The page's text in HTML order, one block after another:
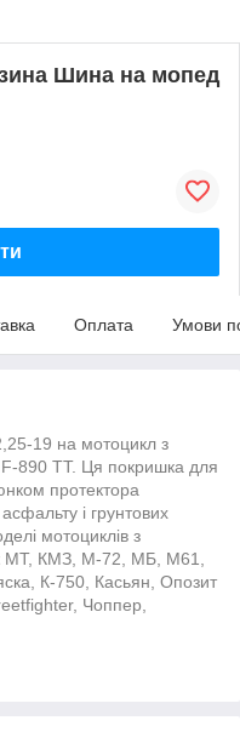
Шина на мопед
Оплата Умови
19 на мотоцикл з
890 TT. Ця покришка для
протектора
і грунтових
мотоциклів з
МТ, КМЗ, М-72, МБ, М61,
К-750, Касьян, Опозит
Чоппер,